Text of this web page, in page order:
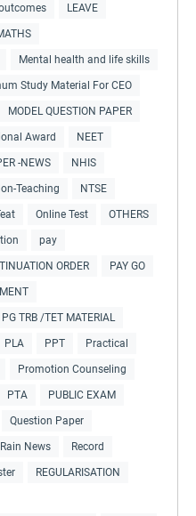
LEAVE
Mental health and life skills
Study Material For CEO
MODEL QUESTION PAPER
Award NEET
-NEWS NHIS
Teaching NTSE
Online Test OTHERS
pay
ORDER PAY GO
PG TRB /TET MATERIAL
PLA PPT Practical
Promotion Counseling
PTA PUBLIC EXAM
Question Paper
Rain News Record
REGULARISATION